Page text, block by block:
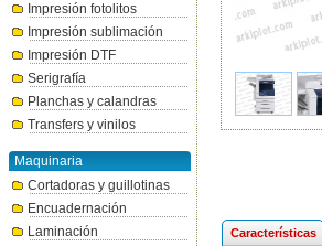
Impresión fotolitos
Impresión sublimación
Impresión DTF
Serigrafía
Planchas y calandras
Transfers y vinilos
Maquinaria
Cortadoras y guillotinas
Encuadernación
Laminación
Características